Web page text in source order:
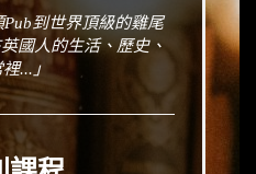
Pub到世界頂級的雞尾
國人的生活、歷史、
...」